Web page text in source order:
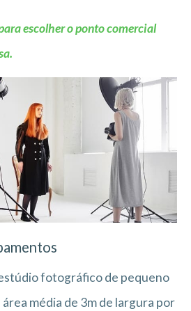
escolher o ponto comercial
fotográfico de pequeno
média de 3m de largura por